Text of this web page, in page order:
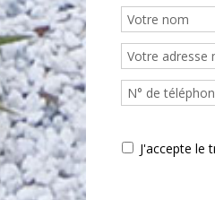
J'accepte le